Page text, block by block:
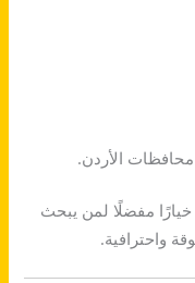
الأردن.
لهذا السبب أصبحت Signature Movers خيارًا مفضلًا لمن يبحث
واحترافية.